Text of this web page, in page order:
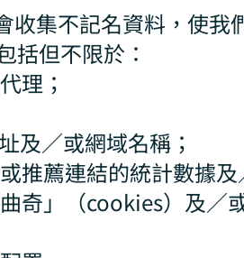
收集不記名資料，使我
括但不限於：
理；
及／或網域名稱；
推薦連結的統計數據及
奇」（cookies）及／